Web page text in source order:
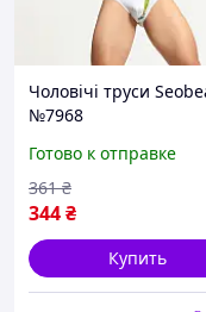
Чоловічі труси
№7968
Готово к отправке
344₴
361 ₴
Купить